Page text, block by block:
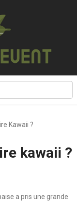
Kawaii ?
kawaii ?
a pris une grande